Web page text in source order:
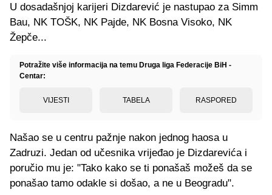
U dosadašnjoj karijeri Dizdarević je nastupao za Simm
Bau, NK TOŠK, NK Pajde, NK Bosna Visoko, NK
Žepče...
Potražite više informacija na temu Druga liga Federacije BiH -
Centar:
VIJESTI TABELA RASPORED
Našao se u centru pažnje nakon jednog haosa u
Zadruzi. Jedan od učesnika vrijeđao je Dizdarevića i
poručio mu je: "Tako kako se ti ponašaš možeš da se
ponašao tamo odakle si došao, a ne u Beogradu".